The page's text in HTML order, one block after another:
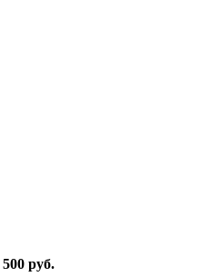
500 руб.